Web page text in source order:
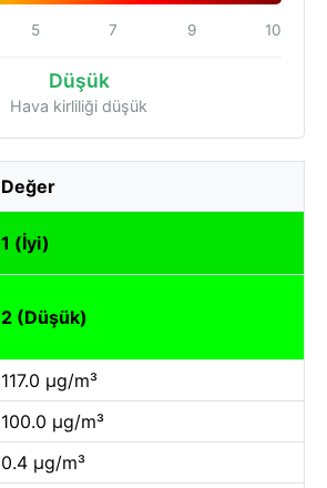
5 7 9 10
Düşük
Hava kirliliği düşük
Değer
1 (İyi)
2 (Düşük)
117.0 µg/m³
100.0 µg/m³
0.4 µg/m³